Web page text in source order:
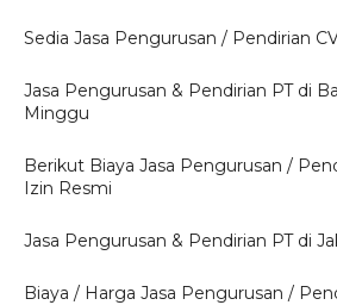
Sedia Jasa Pengurusan / Pendirian
Jasa Pengurusan & Pendirian PT di
Minggu
Berikut Biaya Jasa Pengurusan /
Izin Resmi
Jasa Pengurusan & Pendirian PT di
Biaya / Harga Jasa Pengurusan /